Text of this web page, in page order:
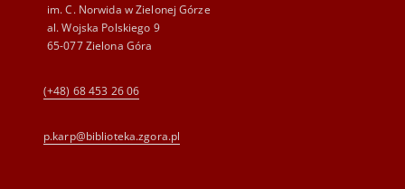
im. C. Norwida w Zielonej Górze
al. Wojska Polskiego 9
65-077 Zielona Góra
(+48) 68 453 26 06
p.karp@biblioteka.zgora.pl